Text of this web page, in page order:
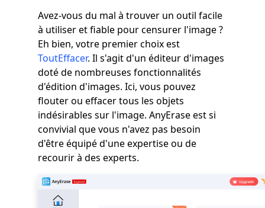
Avez-vous du mal à trouver un outil facile
à utiliser et fiable pour censurer l'image ?
Eh bien, votre premier choix est
ToutEffacer. Il s'agit d'un éditeur d'images
doté de nombreuses fonctionnalités
d'édition d'images. Ici, vous pouvez
flouter ou effacer tous les objets
indésirables sur l'image. AnyErase est si
convivial que vous n'avez pas besoin
d'être équipé d'une expertise ou de
recourir à des experts.